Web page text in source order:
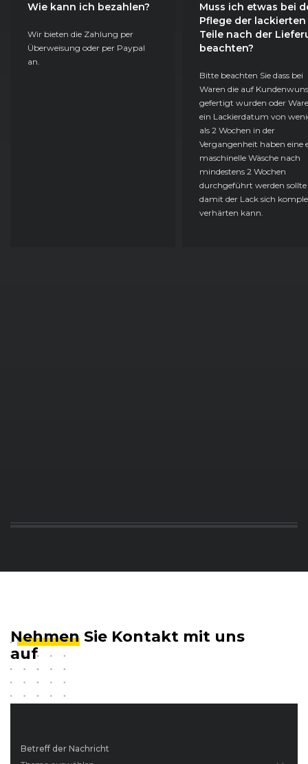
Wie kann ich bezahlen?
Wir bieten die Zahlung per
Überweisung oder per Paypal
an.
Muss ich etwas bei
Pflege der lackierten
Teile nach der
beachten?
Bitte beachten Sie dass bei
Waren die auf
gefertigt wurden oder
ein Lackierdatum von
als 2 Wochen in der
Vergangenheit haben eine
maschinelle Wäsche nach
mindestens 2 Wochen
durchgeführt werden sollte
damit der Lack sich
verhärten kann.
Betreff der Nachricht
Nehmen Sie Kontakt mit uns
auf